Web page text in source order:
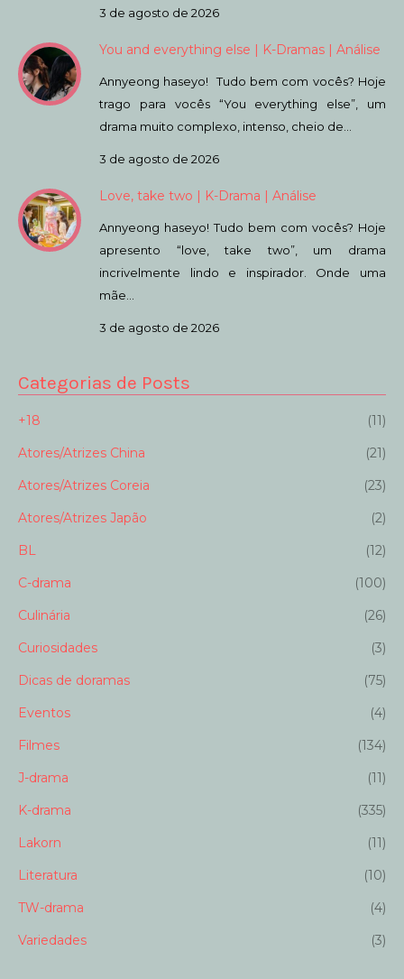
3 de agosto de 2026
You and everything else | K-Dramas | Análise
Annyeong haseyo! Tudo bem com vocês? Hoje
trago para vocês “You everything else”, um
drama muito complexo, intenso, cheio de…
3 de agosto de 2026
Love, take two | K-Drama | Análise
Annyeong haseyo! Tudo bem com vocês? Hoje
apresento “love, take two”, um drama
incrivelmente lindo e inspirador. Onde uma
mãe…
3 de agosto de 2026
Categorias de Posts
+18
(11)
Atores/Atrizes China
(21)
Atores/Atrizes Coreia
(23)
Atores/Atrizes Japão
(2)
BL
(12)
C-drama
(100)
Culinária
(26)
Curiosidades
(3)
Dicas de doramas
(75)
Eventos
(4)
Filmes
(134)
J-drama
(11)
K-drama
(335)
Lakorn
(11)
Literatura
(10)
TW-drama
(4)
Variedades
(3)